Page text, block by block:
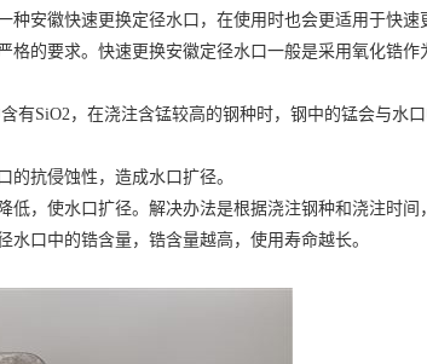
种安徽快速更换定径水口 ，在使用时也会更适用于快速
格的要求。快速更换安徽定径水口一般是采用氧化锆作
有SiO2，在浇注含锰较高的钢种时，钢中的锰会与水
抗侵蚀性，造成水口扩径。
，使水口扩径。解决办法是根据浇注钢种和浇注时间
口中的锆含量，锆含量越高，使用寿命越长。